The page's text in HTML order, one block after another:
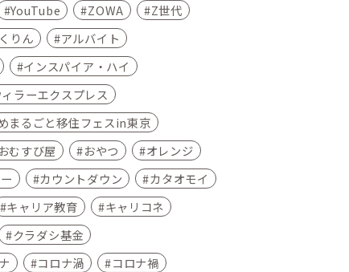
YouTube ZOWA
Z世代
りん
アルバイト
インスパイア・ハイ
ィラーエクスプレス
まるごと移住フェスin東京
おむすび屋 おやつ
オレンジ
カウントダウン
カタオモイ
キャリア教育
キャリコネ
クラダシ基金
コロナ渦
コロナ禍